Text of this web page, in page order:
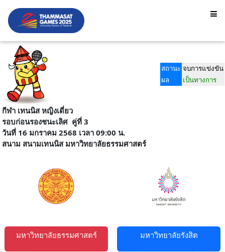
สถานะ จบการแข่งขัน
ผล
เป็นทางการ
กีฬา เทนนิส หญิงเดี่ยว
รอบก่อนรองชนะเลิศคู่ที่ 3
วันที่ 16 มกราคม 2568 เวลา 09:00 น.
สนาม สนามเทนนิส มหาวิทยาลัยธรรมศาสตร์
มหาวิทยาลัยธรรมศาสตร์ มหาวิทยาลัยรังสิต